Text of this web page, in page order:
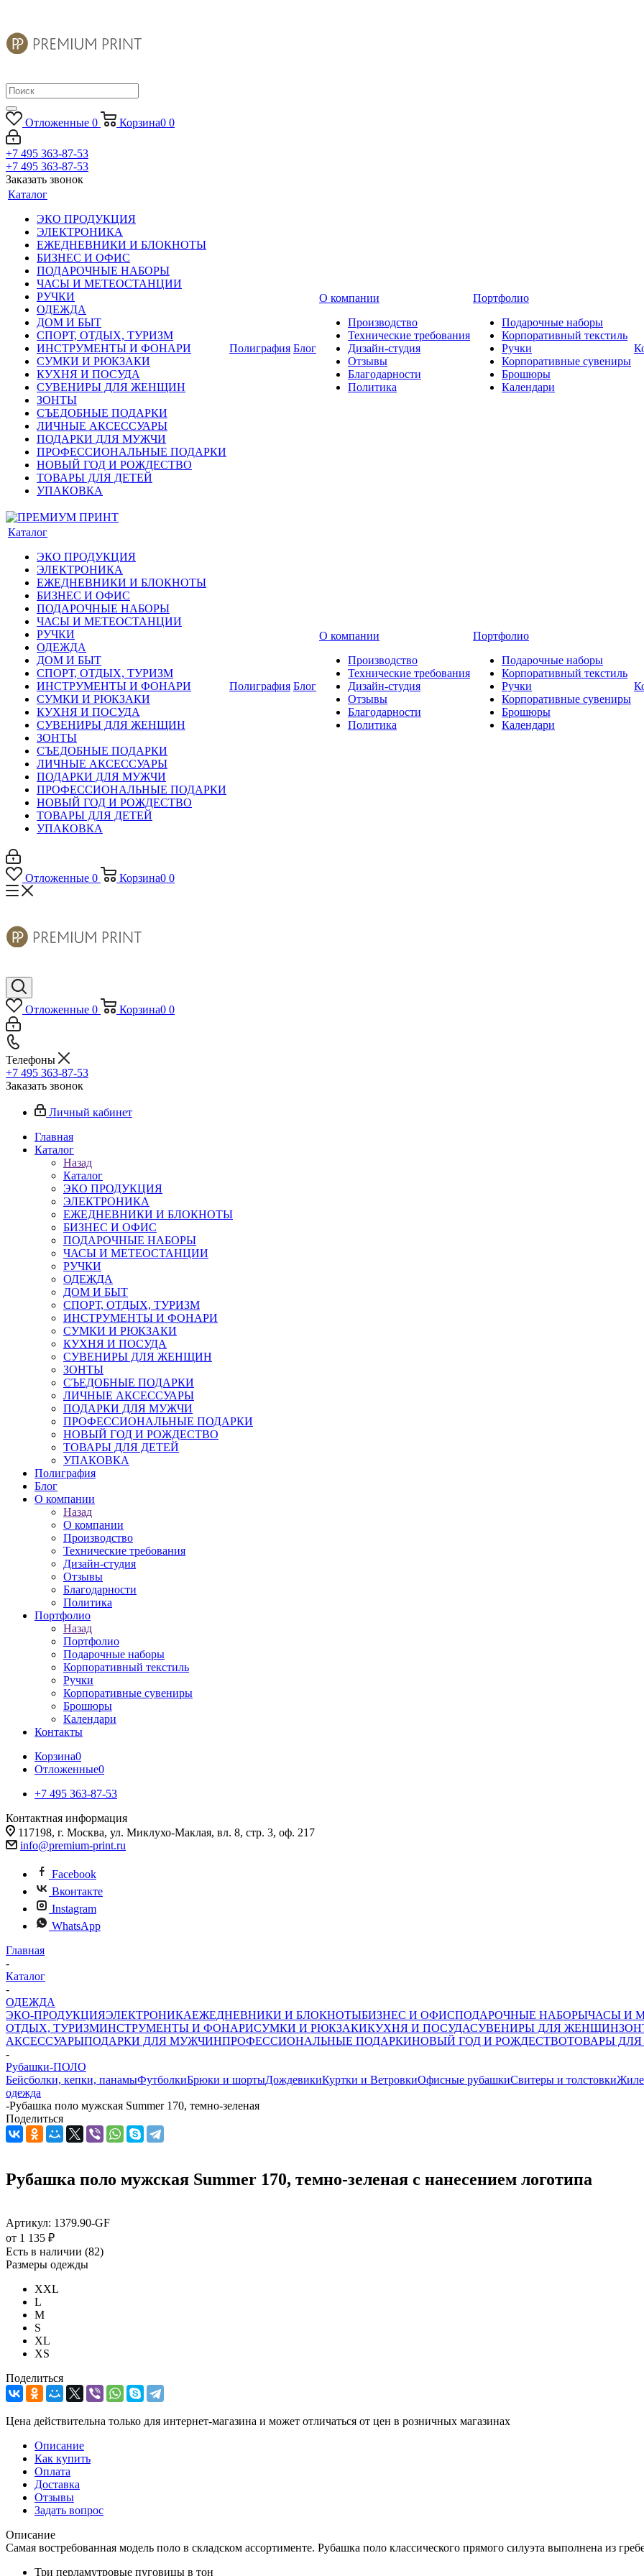
Отложенные 0 Корзина0 0
+7 495 363-87-53
+7 495 363-87-53
Заказать звонок
Каталог
ЭКО ПРОДУКЦИЯ
ЭЛЕКТРОНИКА
ЕЖЕДНЕВНИКИ И БЛОКНОТЫ
БИЗНЕС И ОФИС
ПОДАРОЧНЫЕ НАБОРЫ
ЧАСЫ И МЕТЕОСТАНЦИИ
РУЧКИ
ОДЕЖДА
ДОМ И БЫТ
СПОРТ, ОТДЫХ, ТУРИЗМ
ИНСТРУМЕНТЫ И ФОНАРИ
СУМКИ И РЮКЗАКИ
КУХНЯ И ПОСУДА
СУВЕНИРЫ ДЛЯ ЖЕНЩИН
ЗОНТЫ
СЪЕДОБНЫЕ ПОДАРКИ
ЛИЧНЫЕ АКСЕССУАРЫ
ПОДАРКИ ДЛЯ МУЖЧИ
ПРОФЕССИОНАЛЬНЫЕ ПОДАРКИ
НОВЫЙ ГОД И РОЖДЕСТВО
ТОВАРЫ ДЛЯ ДЕТЕЙ
УПАКОВКА
Полиграфия Блог
О компании
Производство
Технические требования
Дизайн-студия
Отзывы
Благодарности
Политика
Портфолио
Подарочные наборы
Корпоративный текстиль
Ручки
Корпоративные сувениры
Брошюры
Календари
Каталог
ЭКО ПРОДУКЦИЯ
ЭЛЕКТРОНИКА
ЕЖЕДНЕВНИКИ И БЛОКНОТЫ
БИЗНЕС И ОФИС
ПОДАРОЧНЫЕ НАБОРЫ
ЧАСЫ И МЕТЕОСТАНЦИИ
РУЧКИ
ОДЕЖДА
ДОМ И БЫТ
СПОРТ, ОТДЫХ, ТУРИЗМ
ИНСТРУМЕНТЫ И ФОНАРИ
СУМКИ И РЮКЗАКИ
КУХНЯ И ПОСУДА
СУВЕНИРЫ ДЛЯ ЖЕНЩИН
ЗОНТЫ
СЪЕДОБНЫЕ ПОДАРКИ
ЛИЧНЫЕ АКСЕССУАРЫ
ПОДАРКИ ДЛЯ МУЖЧИ
ПРОФЕССИОНАЛЬНЫЕ ПОДАРКИ
НОВЫЙ ГОД И РОЖДЕСТВО
ТОВАРЫ ДЛЯ ДЕТЕЙ
УПАКОВКА
Полиграфия Блог
О компании
Производство
Технические требования
Дизайн-студия
Отзывы
Благодарности
Политика
Портфолио
Подарочные наборы
Корпоративный текстиль
Ручки
Корпоративные сувениры
Брошюры
Календари
Отложенные 0 Корзина0 0
Отложенные 0 Корзина0 0
Телефоны
+7 495 363-87-53
Заказать звонок
Личный кабинет
Главная
Каталог
Назад
Каталог
ЭКО ПРОДУКЦИЯ
ЭЛЕКТРОНИКА
ЕЖЕДНЕВНИКИ И БЛОКНОТЫ
БИЗНЕС И ОФИС
ПОДАРОЧНЫЕ НАБОРЫ
ЧАСЫ И МЕТЕОСТАНЦИИ
РУЧКИ
ОДЕЖДА
ДОМ И БЫТ
СПОРТ, ОТДЫХ, ТУРИЗМ
ИНСТРУМЕНТЫ И ФОНАРИ
СУМКИ И РЮКЗАКИ
КУХНЯ И ПОСУДА
СУВЕНИРЫ ДЛЯ ЖЕНЩИН
ЗОНТЫ
СЪЕДОБНЫЕ ПОДАРКИ
ЛИЧНЫЕ АКСЕССУАРЫ
ПОДАРКИ ДЛЯ МУЖЧИ
ПРОФЕССИОНАЛЬНЫЕ ПОДАРКИ
НОВЫЙ ГОД И РОЖДЕСТВО
ТОВАРЫ ДЛЯ ДЕТЕЙ
УПАКОВКА
Полиграфия
Блог
О компании
Назад
О компании
Производство
Технические требования
Дизайн-студия
Отзывы
Благодарности
Политика
Портфолио
Назад
Портфолио
Подарочные наборы
Корпоративный текстиль
Ручки
Корпоративные сувениры
Брошюры
Календари
Контакты
Корзина0
Отложенные0
+7 495 363-87-53
Контактная информация
117198, г. Москва, ул. Миклухо-Маклая, вл. 8, стр. 3, оф. 217
info@premium-print.ru
Facebook
Вконтакте
Instagram
WhatsApp
Главная
-
Каталог
-
ОДЕЖДА
ЭКО-ПРОДУКЦИЯЭЛЕКТРОНИКАЕЖЕДНЕВНИКИ И БЛОКНОТЫБИЗНЕС И ОФИСПОДАРОЧНЫЕ НАБОРЫЧАСЫ И
ОТДЫХ, ТУРИЗМИНСТРУМЕНТЫ И ФОНАРИСУМКИ И РЮКЗАКИКУХНЯ И ПОСУДАСУВЕНИРЫ ДЛЯ ЖЕНЩИН
АКСЕССУАРЫПОДАРКИ ДЛЯ МУЖЧИНПРОФЕССИОНАЛЬНЫЕ ПОДАРКИНОВЫЙ ГОД И РОЖДЕСТВОТОВАРЫ ДЛЯ
-
Рубашки-ПОЛО
Бейсболки, кепки, панамыФутболкиБрюки и шортыДождевикиКуртки и ВетровкиОфисные рубашкиСвитеры и толстовки
одежда
-Рубашка поло мужская Summer 170, темно-зеленая
Поделиться
Рубашка поло мужская Summer 170, темно-зеленая с нанесением логотипа
Артикул: 1379.90-GF
от 1 135 ₽
Есть в наличии (82)
Размеры одежды
XXL
L
M
S
XL
XS
Поделиться
Цена действительна только для интернет-магазина и может отличаться от цен в розничных магазинах
Описание
Как купить
Оплата
Доставка
Отзывы
Задать вопрос
Описание
Самая востребованная модель поло в складском ассортименте. Рубашка поло классического прямого силуэта выполнена из
Три перламутровые пуговицы в тон